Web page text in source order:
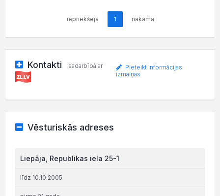
iepriekšējā 1 nākamā
Kontakti sadarbībā ar
Pieteikt informācijas
izmaiņas
Vēsturiskās adreses
Liepāja, Republikas iela 25-1
līdz 10.10.2005